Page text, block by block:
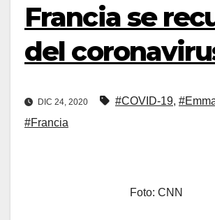
Francia se
del
DIC 24, 2020 #COVID-19,
#Francia
Foto: CNN